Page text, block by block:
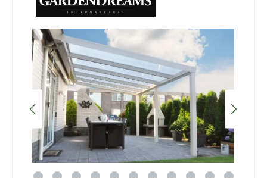
Bildergalerie überspringen